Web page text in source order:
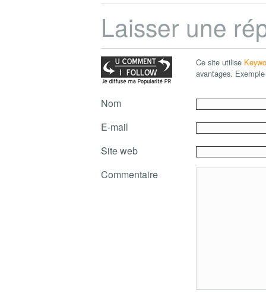
Laisser une
Ce site utilise
avantages.
Nom
E-mail
Site web
Commentaire